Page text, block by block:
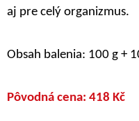
aj pre celý organizmus.
Obsah balenia: 100 g +
Pôvodná cena: 418 Kč